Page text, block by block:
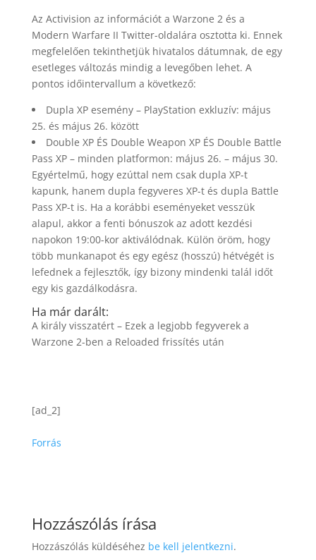
Az Activision az információt a Warzone 2 és a
Modern Warfare II Twitter-oldalára osztotta ki. Ennek
megfelelően tekinthetjük hivatalos dátumnak, de egy
esetleges változás mindig a levegőben lehet. A
pontos időintervallum a következő:
Dupla XP esemény – PlayStation exkluzív: május
25. és május 26. között
Double XP ÉS Double Weapon XP ÉS Double Battle
Pass XP – minden platformon: május 26. – május 30.
Egyértelmű, hogy ezúttal nem csak dupla XP-t
kapunk, hanem dupla fegyveres XP-t és dupla Battle
Pass XP-t is. Ha a korábbi eseményeket vesszük
alapul, akkor a fenti bónuszok az adott kezdési
napokon 19:00-kor aktiválódnak. Külön öröm, hogy
több munkanapot és egy egész (hosszú) hétvégét is
lefednek a fejlesztők, így bizony mindenki talál időt
egy kis gazdálkodásra.
Ha már darált:
A király visszatért – Ezek a legjobb fegyverek a
Warzone 2-ben a Reloaded frissítés után
[ad_2]
Forrás
Hozzászólás írása
Hozzászólás küldéséhez be kell jelentkezni.